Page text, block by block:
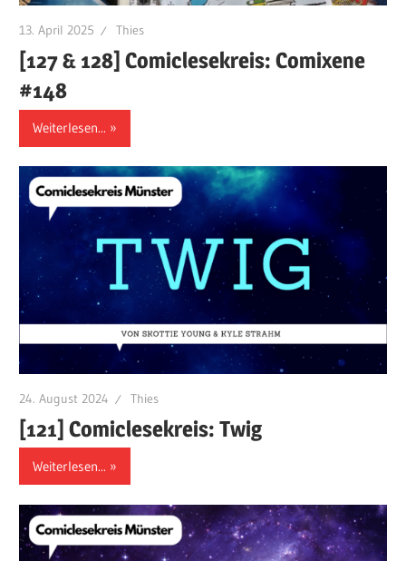
13. April 2025 Thies
[127 & 128] Comiclesekreis: Comixene
#148
Weiterlesen...
24. August 2024 Thies
[121] Comiclesekreis: Twig
Weiterlesen...